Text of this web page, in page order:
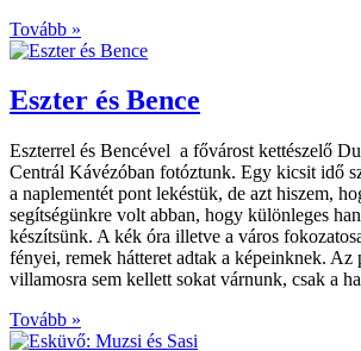
Tovább »
Eszter és Bence
Eszterrel és Bencével a fővárost kettészelő
Centrál Kávézóban fotóztunk. Egy kicsit idő
a naplementét pont lekéstük, de azt hiszem,
segítségünkre volt abban, hogy különleges
készítsünk. A kék óra illetve a város
fényei, remek hátteret adtak a képeinknek. Az
villamosra sem kellett sokat várnunk, csak a
Tovább »